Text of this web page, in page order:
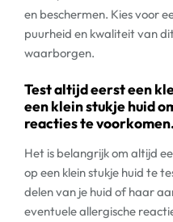
en beschermen. Kies voor
puurheid en kwaliteit van
waarborgen.
Test altijd eerst een
een klein stukje huid
reacties te
Het is belangrijk om altijd
op een klein stukje huid te
delen van je huid of haar
eventuele allergische